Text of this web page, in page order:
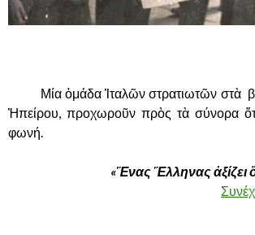
Μία ὀμάδα Ἰταλῶν στρατιωτῶν στὰ
Ἠπείρου, προχωροῦν πρὸς τὰ σύνορα
φωνή.
«Ἕνας Ἕλληνας ἀξίζει